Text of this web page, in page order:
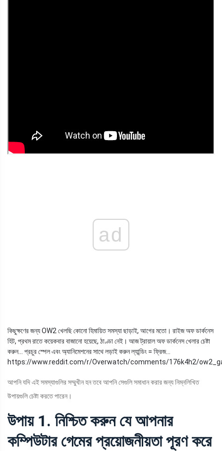
ad
কিছুক্ষণের জন্য OW2 খেলছি কোনো হিমায়িত সমস্যা ছাড়াই, আগের মতো। রাইজ অফ ডার্কনেস
হিট, প্রথম রাতে কয়েকবার বাজানো হয়েছে, ঠাণ্ডা নেই। আজ ট্রায়াল অফ ডার্কনেস খেলার চেষ্টা
করুন... প্রচুর স্পেল এবং অ্যানিমেশনের সাথে লড়াই করুন ল্যান্ডিং = ফ্রিজ...
https://www.reddit.com/r/Overwatch/comments/176k4h2/
আপনি যদি এই সমস্যাগুলির সম্মুখীন হন তবে আপনি সেগুলি সমাধান করার জন্য নিম্নলিখিত
উপায়গুলি চেষ্টা করতে পারেন।
উপায় 1. নিশ্চিত করুন যে আপনার
কম্পিউটার গেমের প্রয়োজনীয়তা পূরণ করে